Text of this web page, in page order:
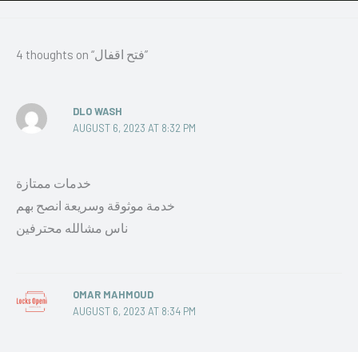
4 thoughts on “فتح اقفال”
DLO WASH
AUGUST 6, 2023 AT 8:32 PM
خدمات ممتازة
خدمة موثوقة وسريعة انصح بهم
ناس مشالله محترفين
OMAR MAHMOUD
AUGUST 6, 2023 AT 8:34 PM